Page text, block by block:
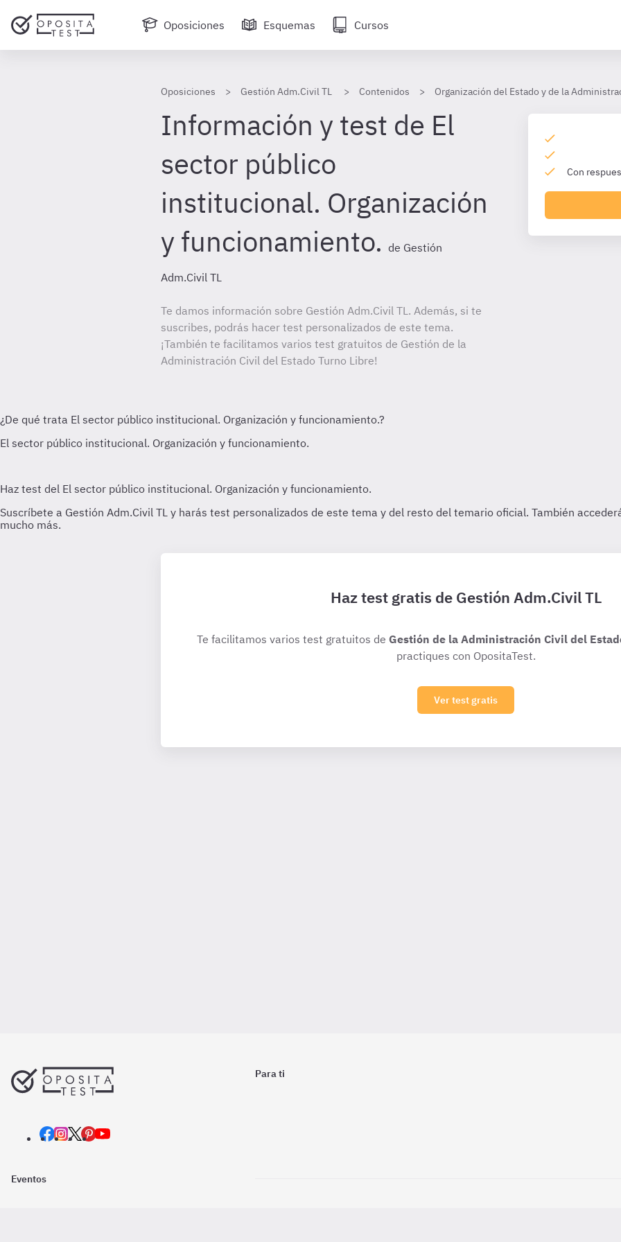
Oposiciones Esquemas Cursos
Oposiciones Gestión Adm.Civil TL Contenidos Organización del Estado y de la
Información y test de El
sector público
institucional. Organización
y funcionamiento. de Gestión
Adm.Civil TL
Te damos información sobre Gestión Adm.Civil TL. Además, si te
suscribes, podrás hacer test personalizados de este tema.
¡También te facilitamos varios test gratuitos de Gestión de la
Administración Civil del Estado Turno Libre!
Con
Haz test gratis de Gestión Adm.Civil TL
Te facilitamos varios test gratuitos de Gestión de la Administración Civil del
practiques con OpositaTest.
Ver test gratis
Para ti
Eventos